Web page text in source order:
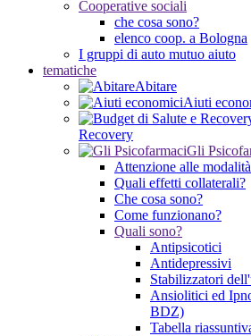
Cooperative sociali
che cosa sono?
elenco coop. a Bologna
I gruppi di auto mutuo aiuto
tematiche
Abitare
Aiuti
Recovery
Gli
Attenzione alle
Quali effetti collaterali?
Che cosa sono?
Come funzionano?
Quali sono?
Antipsicotici
Antidepressivi
Stabilizzatori
Ansiolitici ed
BDZ)
Tabella